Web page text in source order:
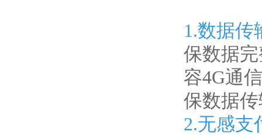
1.数据传
保数据
容4G通
保数据
2.无感